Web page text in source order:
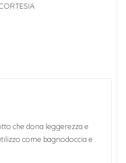
che dona leggerezza e
come bagnodoccia e